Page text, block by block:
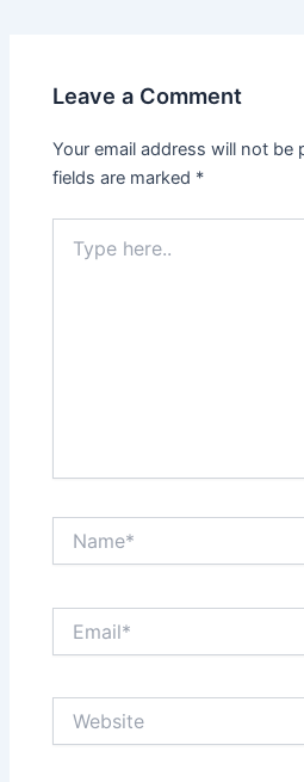
Leave a Comment
Your email address will not be
fields are marked *
here..